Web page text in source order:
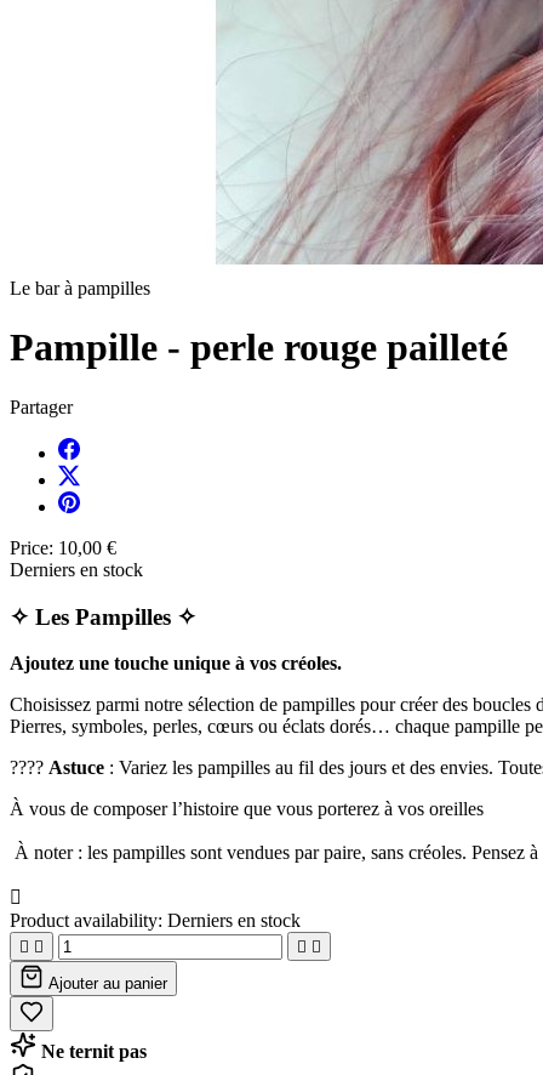
Le bar à pampilles
Pampille - perle rouge pailleté
Partager
Price: 10,00 €
Derniers en stock
✧ Les Pampilles ✧
Ajoutez une touche unique à vos créoles.
Choisissez parmi notre sélection de pampilles pour créer des boucles
Pierres, symboles, perles, cœurs ou éclats dorés… chaque pampille
???? Astuce : Variez les pampilles au fil des jours et des envies.
À vous de composer l’histoire que vous porterez à vos oreilles
À noter : les pampilles sont vendues par paire, sans créoles. Pensez

Product availability: Derniers en stock
   
Ajouter au panier
Ne ternit pas